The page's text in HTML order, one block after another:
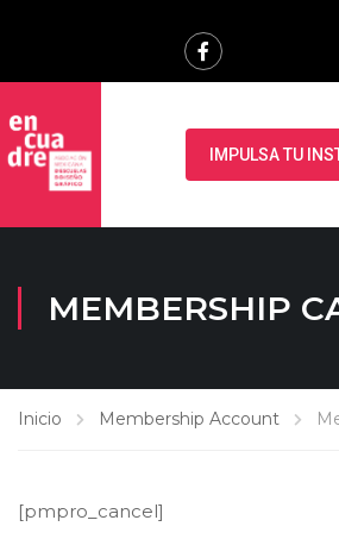
IMPULSA TU
MEMBERSHIP
Inicio Membership Account
[pmpro_cancel]